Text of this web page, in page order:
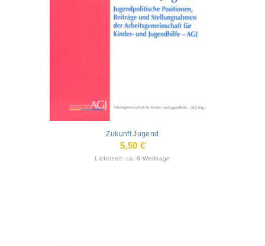
Zukunft Jugend
5,50 €
Lieferzeit: ca. 8 Werktage